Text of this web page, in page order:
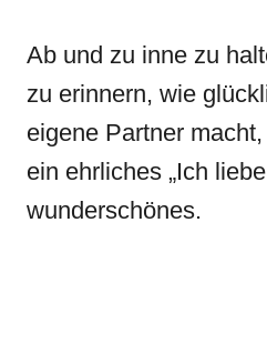
Ab und zu inne zu
zu erinnern, wie
eigene Partner
ein ehrliches „Ich
wunderschönes.